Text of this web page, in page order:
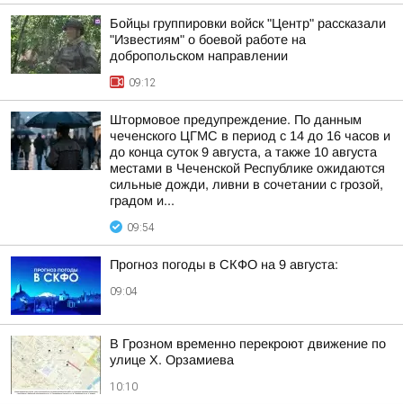
Бойцы группировки войск "Центр" рассказали
"Известиям" о боевой работе на
добропольском направлении
09:12
Штормовое предупреждение. По данным
чеченского ЦГМС в период с 14 до 16 часов и
до конца суток 9 августа, а также 10 августа
местами в Чеченской Республике ожидаются
сильные дожди, ливни в сочетании с грозой,
градом и...
09:54
Прогноз погоды в СКФО на 9 августа:
09:04
В Грозном временно перекроют движение по
улице Х. Орзамиева
10:10